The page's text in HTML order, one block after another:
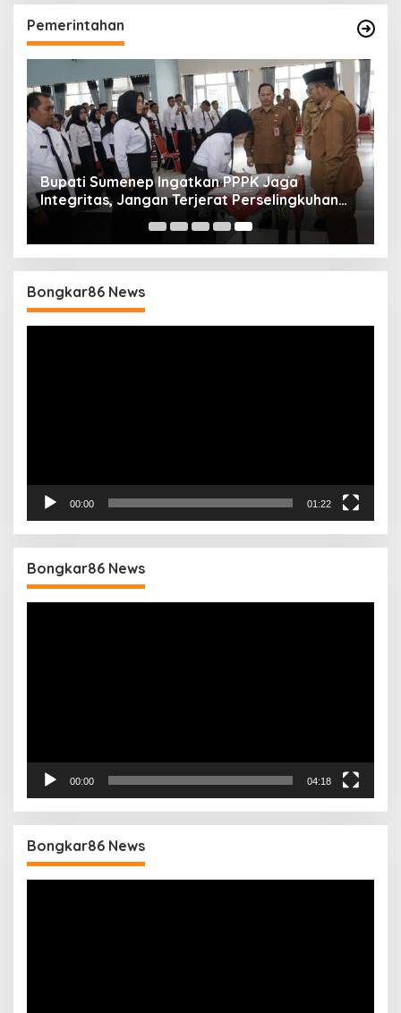
Pemerintahan
Bupati Sumenep Ingatkan PPPK Jaga
Integritas, Jangan Terjerat Perselingkuhan
dan Judi Online
Bongkar86 News
00:00 01:22
Bongkar86 News
00:00 04:18
Bongkar86 News